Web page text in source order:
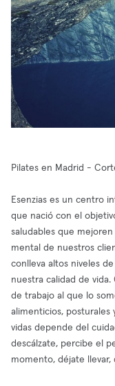
Pilates en Madrid -
Esenzias es un centro
que nació con el
saludables que
mental de nuestros
conlleva altos niveles
nuestra calidad de
de trabajo al que lo
alimenticios, posturales
vidas depende del
descálzate, percibe el
momento, déjate llevar,